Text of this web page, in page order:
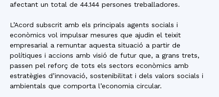
afectant un total de 44.144 persones treballadores.
L’Acord subscrit amb els principals agents socials i
econòmics vol impulsar mesures que ajudin el teixit
empresarial a remuntar aquesta situació a partir de
polítiques i accions amb visió de futur que, a grans trets,
passen pel reforç de tots els sectors econòmics amb
estratègies d’innovació, sostenibilitat i dels valors socials i
ambientals que comporta l’economia circular.